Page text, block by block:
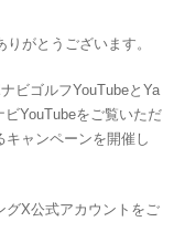
がとうございます。
ビゴルフYouTubeとYa
YouTubeをご覧いただ
ャンペーンを開催し
グX公式アカウントをご